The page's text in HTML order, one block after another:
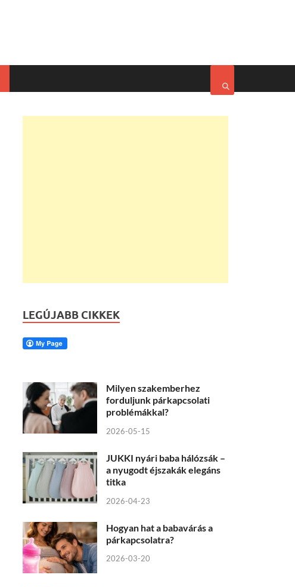
LEGÚJABB CIKKEK
Milyen szakemberhez
forduljunk párkapcsolati
problémákkal?
2026-05-15
JUKKI nyári baba hálózsák –
a nyugodt éjszakák elegáns
titka
2026-04-23
Hogyan hat a babavárás a
párkapcsolatra?
2026-03-20